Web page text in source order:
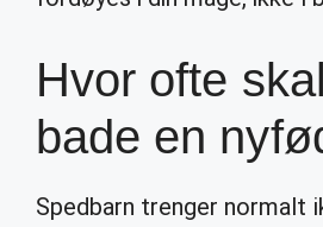
Hvor ofte
bade en
Spedbarn trenger normalt